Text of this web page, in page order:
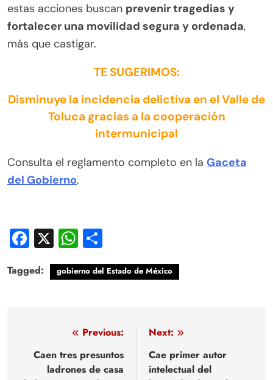
estas acciones buscan prevenir tragedias y
fortalecer una movilidad segura y ordenada,
más que castigar.
TE SUGERIMOS:
Disminuye la incidencia delictiva en el Valle de
Toluca gracias a la cooperación
intermunicipal
Consulta el reglamento completo en la Gaceta
del Gobierno.
Facebook
X WhatsApp
Tagged: gobierno del Estado de México
Navegación
de
Previous:
Caen tres presuntos
ladrones de casa
Next:
Cae primer autor
intelectual del